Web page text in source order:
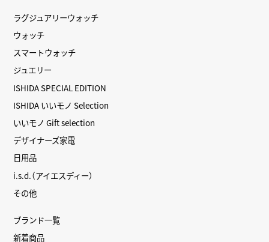
ラグジュアリーウォッチ
ウォッチ
スマートウォッチ
ジュエリー
ISHIDA SPECIAL EDITION
ISHIDA いいモノ Selection
いいモノ Gift selection
デザイナーズ家電
日用品
i.s.d.（アイエスディー）
その他
ブランド一覧
新着商品